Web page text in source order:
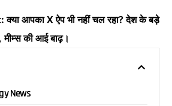
आपका X ऐप भी नहीं चल रहा? देश के बड़े
की आई बाढ़।
News